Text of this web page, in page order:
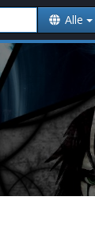
Alle